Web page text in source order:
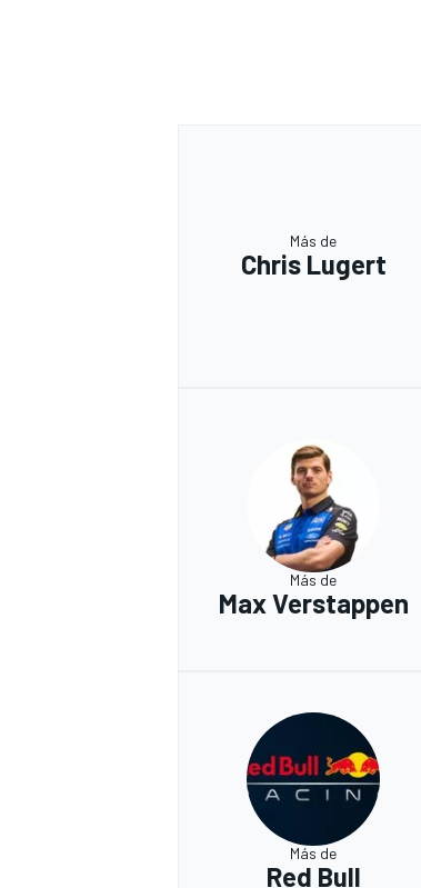
Más de
Chris Lugert
Más de
Max Verstappen
Más de
Red Bull